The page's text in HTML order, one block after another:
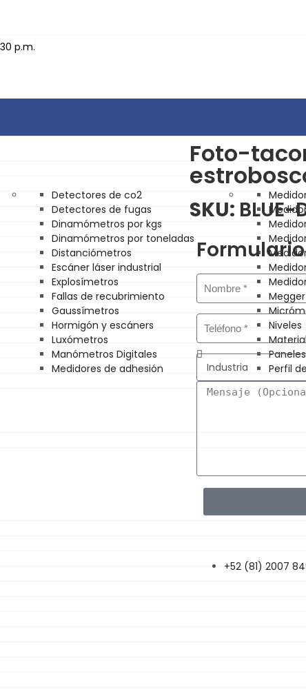
p.m.
Detectores de co2
Detectores de fugas
Dinamómetros por kgs
Dinamómetros por toneladas
Distanciómetros
Escáner láser industrial
Explosímetros
Fallas de recubrimiento
Gaussímetros
Hormigón y escáners
Luxómetros
Manómetros Digitales
Medidores de adhesión
Megger
Niveles
Perfil
Foto-
SKU: BLUE-
+52 (81) 2007